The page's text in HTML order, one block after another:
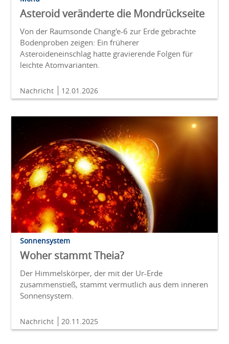
Asteroid veränderte die Mondrückseite
Von der Raumsonde Chang'e-6 zur Erde gebrachte
Bodenproben zeigen: Ein früherer
Asteroideneinschlag hatte gravierende Folgen für
leichte Atomvarianten.
Nachricht 12.01.2026
Sonnensystem
Woher stammt Theia?
Der Himmelskörper, der mit der Ur-Erde
zusammenstieß, stammt vermutlich aus dem inneren
Sonnensystem.
Nachricht 20.11.2025